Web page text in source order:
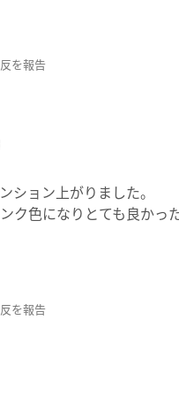
を報告
ション上がりました。
ク色になりとても良かっ
を報告